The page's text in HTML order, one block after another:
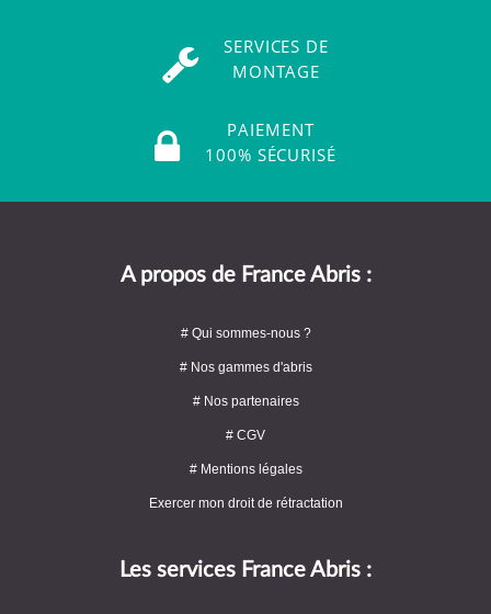
SERVICES DE
MONTAGE
PAIEMENT
100% SÉCURISÉ
A propos de France Abris :
# Qui sommes-nous ?
# Nos gammes d'abris
# Nos partenaires
# CGV
# Mentions légales
Exercer mon droit de rétractation
Les services France Abris :